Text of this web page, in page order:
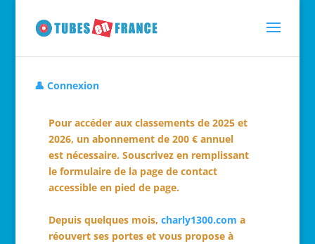
👤 Connexion
Pour accéder aux classements de 2025 et
2026, un abonnement de 200 € annuel
est nécessaire. Souscrivez en remplissant
le formulaire de la page de contact
accessible en pied de page.
Depuis quelques mois, charly1300.com a
réouvert ses portes et vous propose à